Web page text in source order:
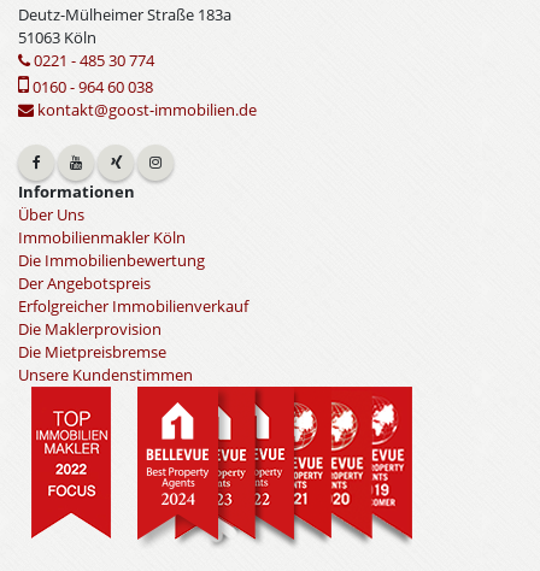
Deutz-Mülheimer Straße 183a
51063 Köln
0221 - 485 30 774
0160 - 964 60 038
kontakt@goost-immobilien.de
Informationen
Über Uns
Immobilienmakler Köln
Die Immobilienbewertung
Der Angebotspreis
Erfolgreicher Immobilienverkauf
Die Maklerprovision
Die Mietpreisbremse
Unsere Kundenstimmen